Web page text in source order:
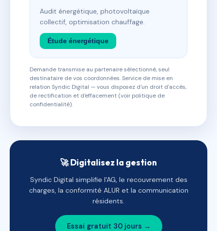
Audit énergétique, photovoltaïque
collectif, optimisation chauffage.
Étude énergétique
Demande transmise au partenaire sélectionné, seul
destinataire de vos coordonnées. Service de mise en
relation Syndic Digital — vous disposez d'un droit d'accès,
de rectification et d'effacement (voir politique de
confidentialité).
🚀 Digitalisez la gestion
Syndic Digital simplifie l'AG, le recouvrement des
charges, la conformité ALUR et la communication
résidents.
Essai gratuit 30 jours →